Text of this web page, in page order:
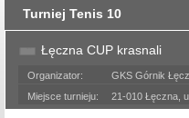
Turniej Tenis 10
Łęczna CUP krasnali
Organizator:
GKS Górnik
Miejsce turnieju:
21-010 Łęczna,